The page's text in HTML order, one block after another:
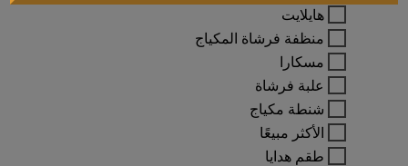
هايلايت
منظفة فرشاة المكياج
مسكارا
علبة فرشاة
شنطة مكياج
الأكثر مبيعًا
طقم هدايا